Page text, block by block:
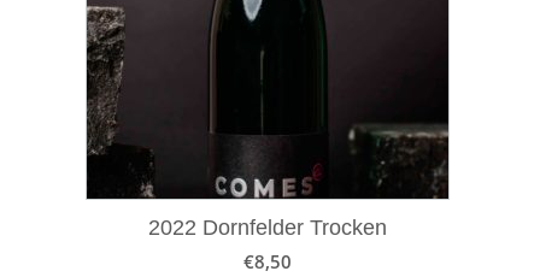
2022 Dornfelder Trocken
€8,50